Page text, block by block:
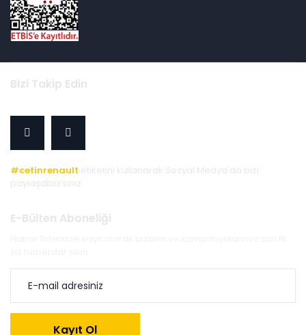
Bizi Takip Edin
#cetinrenault etiketini kullanarak Sosyal Medya'da bizi
paylaşabilirsiniz.
E-Bülten Aboneliği
Kayıt Ol